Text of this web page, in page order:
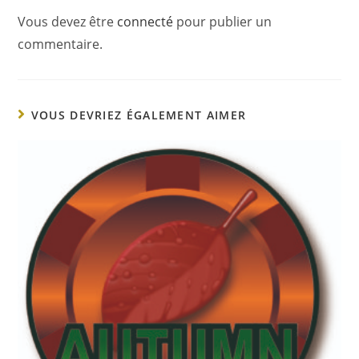
Vous devez être connecté pour publier un
commentaire.
VOUS DEVRIEZ ÉGALEMENT AIMER